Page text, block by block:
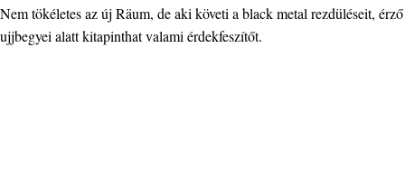
Nem tökéletes az új Räum, de aki követi a black metal rezdüléseit, érző
ujjbegyei alatt kitapinthat valami érdekfeszítőt.